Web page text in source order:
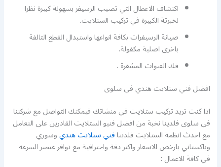
اكتشاف الاعطال التي تصيب الرسيفر بسهولة كبيرة نظرا
لخبرتة الكبيرة في تركيب الستلايت.
صيانة الرسيفرات بكافة انواعها واستبدال القطع التالفة
باخرى اصلية مكفولة.
فك القنوات المشفرة .
افضل فني ستلايت هندي في سلوى
اذا كنت تريد تركيب ستلايت في منشاتك فيمكنك التواصل مع شركتنا
في سلوى فلدينا نخبة من افضل فنيو الستلايت القادرين على التعامل
مع احدث انظمة الستلايت فلدينافني ستلايت هنديوسوري
وباكستاني بارخص الاسعار واكثر دقة واحترافية مع توافر عنصر السرعة
في كافة الاعمال :